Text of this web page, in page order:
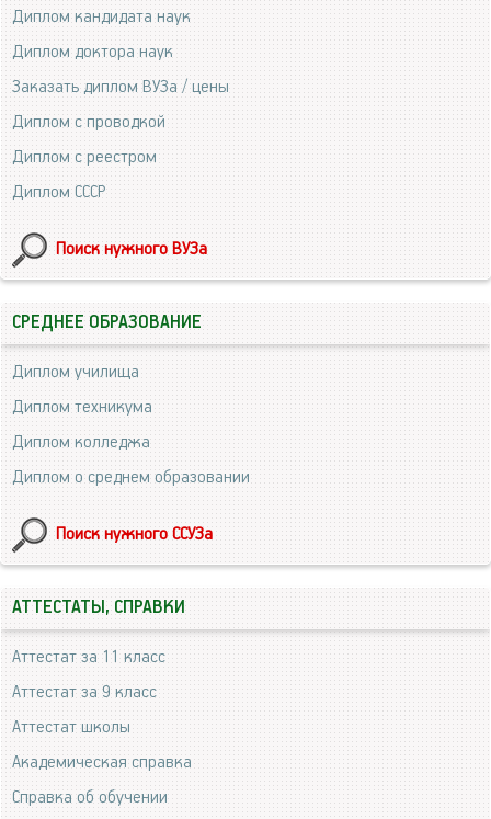
Диплом кандидата наук
Диплом доктора наук
Заказать диплом ВУЗа / цены
Диплом с проводкой
Диплом с реестром
Диплом СССР
Поиск нужного ВУЗа
СРЕДНЕЕ ОБРАЗОВАНИЕ
Диплом училища
Диплом техникума
Диплом колледжа
Диплом о среднем образовании
Поиск нужного ССУЗа
АТТЕСТАТЫ, СПРАВКИ
Аттестат за 11 класс
Аттестат за 9 класс
Аттестат школы
Академическая справка
Справка об обучении